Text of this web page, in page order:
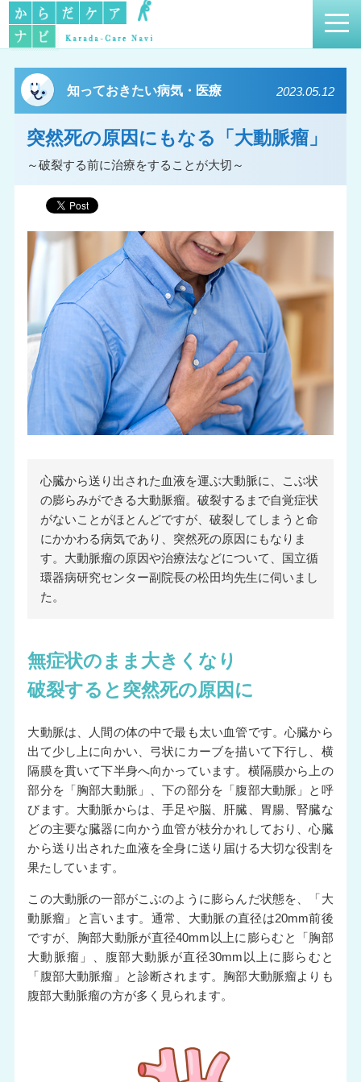
知っておきたい病気・医療 2023.05.12
突然死の原因にもなる「大動脈瘤」
～破裂する前に治療をすることが大切～
心臓から送り出された血液を運ぶ大動脈に、こぶ状
の膨らみができる大動脈瘤。破裂するまで自覚症状
がないことがほとんどですが、破裂してしまうと命
にかかわる病気であり、突然死の原因にもなりま
す。大動脈瘤の原因や治療法などについて、国立循
環器病研究センター副院長の松田均先生に伺いまし
た。
無症状のまま大きくなり
破裂すると突然死の原因に
大動脈は、人間の体の中で最も太い血管です。心臓から
出て少し上に向かい、弓状にカーブを描いて下行し、横
隔膜を貫いて下半身へ向かっています。横隔膜から上の
部分を「胸部大動脈」、下の部分を「腹部大動脈」と呼
びます。大動脈からは、手足や脳、肝臓、胃腸、腎臓な
どの主要な臓器に向かう血管が枝分かれしており、心臓
から送り出された血液を全身に送り届ける大切な役割を
果たしています。
この大動脈の一部がこぶのように膨らんだ状態を、「大
動脈瘤」と言います。通常、大動脈の直径は20mm前後
ですが、胸部大動脈が直径40mm以上に膨らむと「胸部
大動脈瘤」、腹部大動脈が直径30mm以上に膨らむと
「腹部大動脈瘤」と診断されます。胸部大動脈瘤よりも
腹部大動脈瘤の方が多く見られます。